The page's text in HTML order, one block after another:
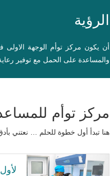
الرؤية
أن يكون مركز توأم الوجهة
والمساعدة على الحمل مع توفير
مركز توأم
هنا تبدأ أول خطوة للحلم … نعتني